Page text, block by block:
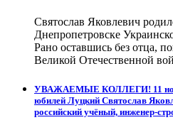
Святослав Яковлевич
Днепропетровске
Рано оставшись без отца,
Великой Отечественной
УВАЖАЕМЫЕ КОЛЛЕГИ! 11
юбилей Луцкий Святослав
российский учёный, инженер-